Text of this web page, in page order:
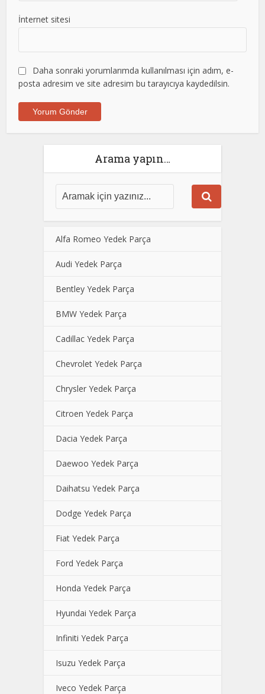
İnternet sitesi
Daha sonraki yorumlarımda kullanılması için adım, e-
posta adresim ve site adresim bu tarayıcıya kaydedilsin.
Arama yapın…
Alfa Romeo Yedek Parça
Audi Yedek Parça
Bentley Yedek Parça
BMW Yedek Parça
Cadillac Yedek Parça
Chevrolet Yedek Parça
Chrysler Yedek Parça
Citroen Yedek Parça
Dacia Yedek Parça
Daewoo Yedek Parça
Daihatsu Yedek Parça
Dodge Yedek Parça
Fiat Yedek Parça
Ford Yedek Parça
Honda Yedek Parça
Hyundai Yedek Parça
Infiniti Yedek Parça
Isuzu Yedek Parça
Iveco Yedek Parça